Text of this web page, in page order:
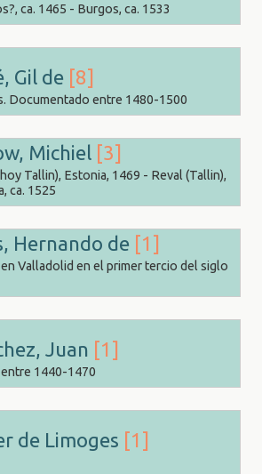
ca. 1465 - Burgos, ca. 1533
Gil de [8]
Documentado entre 1480-1500
Michiel [3]
Tallin), Estonia, 1469 - Reval (Tallin),
ca. 1525
Hernando de [1]
Valladolid en el primer tercio del siglo
Juan [1]
1440-1470
de Limoges [1]